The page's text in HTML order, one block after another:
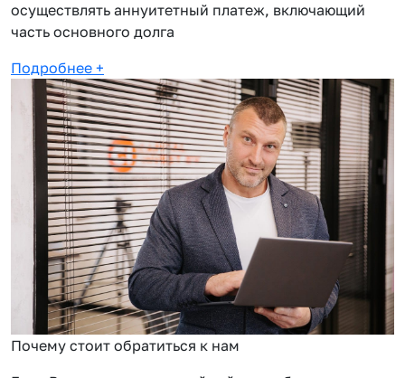
осуществлять аннуитетный платеж, включающий
часть основного долга
Подробнее +
Почему стоит обратиться к нам